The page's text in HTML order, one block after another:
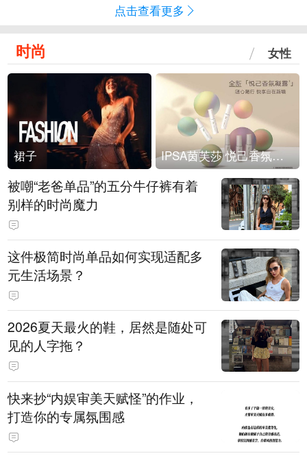
点击查看更多
时尚 女性
裙子 IPSA茵芙莎 悦己香氛凝露上市
被嘲“老爸单品”的五分牛仔裤有着
别样的时尚魔力
这件极简时尚单品如何实现适配多
元生活场景？
2026夏天最火的鞋，居然是随处可
见的人字拖？
快来抄“内娱审美天赋怪”的作业，
打造你的专属氛围感